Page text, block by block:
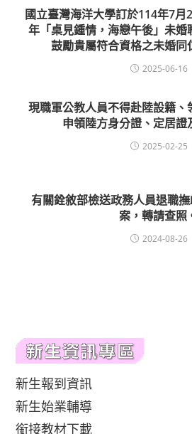
國立臺灣海洋大學訂於114年7月
年「桌見鍾情，海戀午後」未婚
鼓勵貴屬符合資格之未婚同
2025-06-16
現職軍公教人員不得赴陸設籍、
申領陸方身分證、定居證
2025-02-25
有關銓敘部檢送政務人員退職
案，轉請查照
2024-08-26
新生報到資訊
新生始業輔導
銜接教材下載